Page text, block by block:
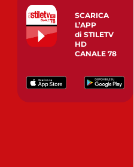
SCARICA
L’APP
di STILETV
HD
CANALE 78